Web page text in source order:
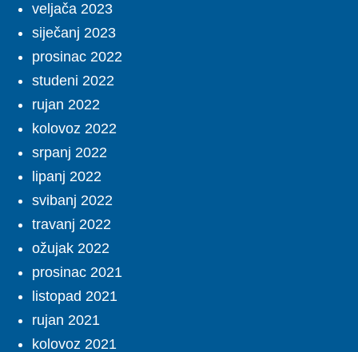
veljača 2023
siječanj 2023
prosinac 2022
studeni 2022
rujan 2022
kolovoz 2022
srpanj 2022
lipanj 2022
svibanj 2022
travanj 2022
ožujak 2022
prosinac 2021
listopad 2021
rujan 2021
kolovoz 2021